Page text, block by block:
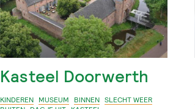
Kasteel Doorwerth
KINDEREN MUSEUM BINNEN SLECHT WEER